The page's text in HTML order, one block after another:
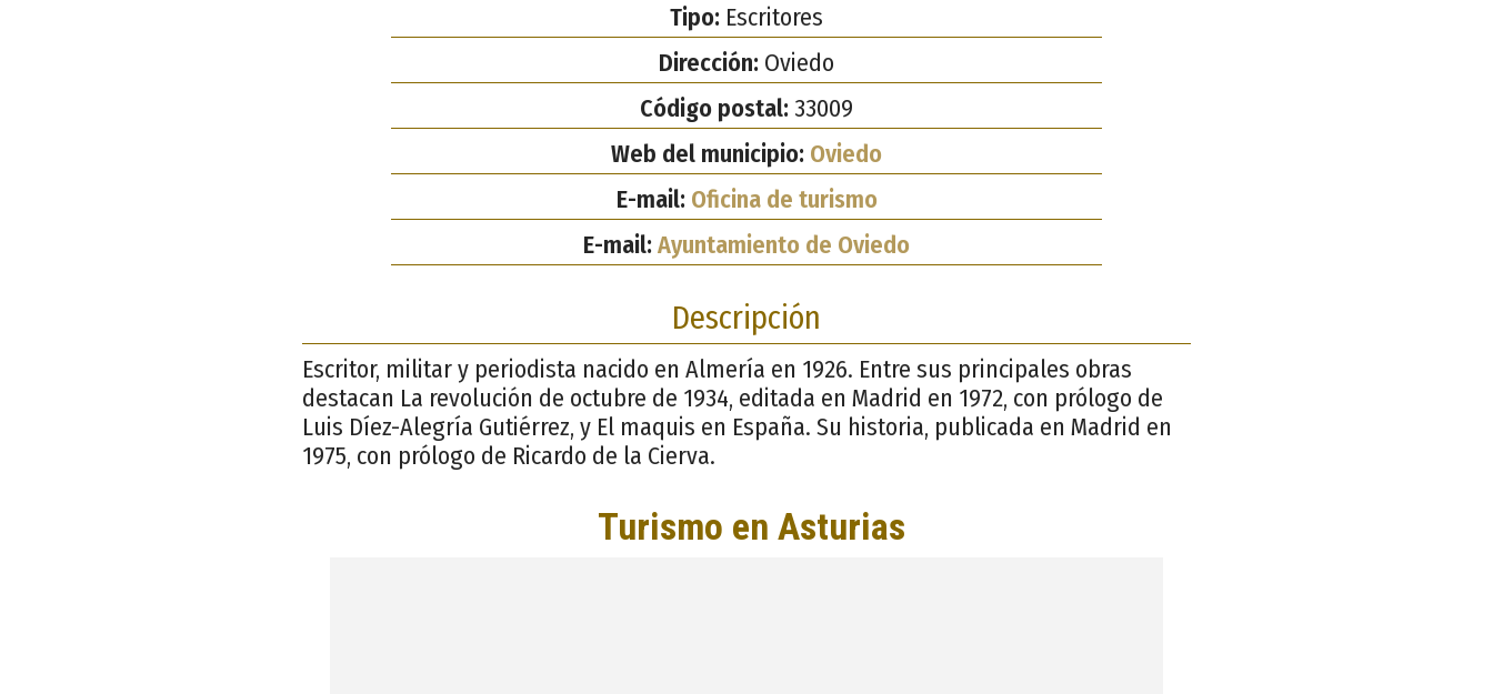
Tipo: Escritores
Dirección: Oviedo
Código postal: 33009
Web del municipio: Oviedo
E-mail: Oficina de turismo
E-mail: Ayuntamiento de Oviedo
Descripción
Escritor, militar y periodista nacido en Almería en 1926. Entre sus principales obras
destacan La revolución de octubre de 1934, editada en Madrid en 1972, con prólogo de
Luis Díez-Alegría Gutiérrez, y El maquis en España. Su historia, publicada en Madrid en
1975, con prólogo de Ricardo de la Cierva.